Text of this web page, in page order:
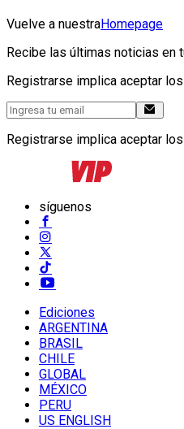
Vuelve a nuestraHomepage
Recibe las últimas noticias en
Registrarse implica aceptar los
Registrarse implica aceptar los
síguenos
Ediciones
ARGENTINA
BRASIL
CHILE
GLOBAL
MÉXICO
PERU
US ENGLISH